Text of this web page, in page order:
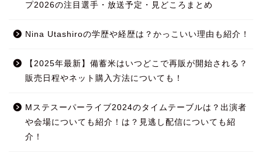
プ2026の注目選手・放送予定・見どころまとめ
Nina Utashiroの学歴や経歴は？かっこいい理由も紹介！
【2025年最新】備蓄米はいつどこで再販が開始される？
販売日程やネット購入方法についても！
Mステスーパーライブ2024のタイムテーブルは？出演者
や会場についても紹介！は？見逃し配信についても紹
介！